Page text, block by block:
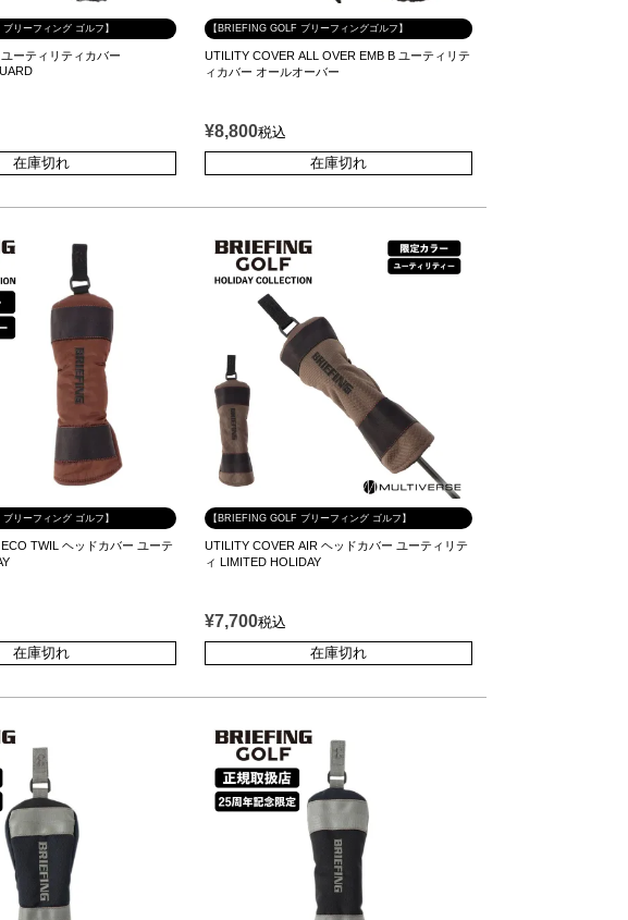
リーフィング ゴルフ】
ーティリティカバー
在庫切れ
【BRIEFING GOLF ブリーフィングゴルフ】
UTILITY COVER ALL OVER EMB B ユーティリテ
ィカバー オールオーバー
¥8,800税込
在庫切れ
リーフィング ゴルフ】
TWIL ヘッドカバー ユーテ
在庫切れ
【BRIEFING GOLF ブリーフィング ゴルフ】
UTILITY COVER AIR ヘッドカバー ユーティリテ
ィ LIMITED HOLIDAY
¥7,700税込
在庫切れ